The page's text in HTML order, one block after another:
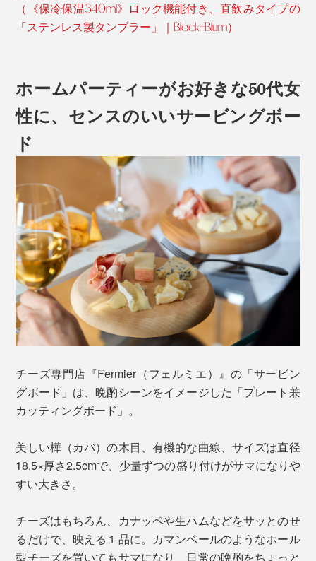
（《保冷保温340ml》ロック機能付き、直飲みタイプの
「ステンレス製タンブラー」｜Black+Blum）
ホームパーティーがお好きな50代女
性に、センスのいいサービングボー
ド
チーズ専門店『Fermier（フェルミエ）』の「サービン
グボード」は、晩酌シーンをイメージした「プレート兼
カッティングボード」。
美しい樺（カバ）の木目、有機的な曲線、サイズは直径
18.5×厚さ2.5cmで、少量ずつの盛り付けがサマになりや
すい大きさ。
チーズはもちろん、カナッペや生ハムなどをサッとのせ
るだけで、映える１品に。カマンベールのようなホール
型チーズを置いてもサマになり、日常の晩酌をちょっと